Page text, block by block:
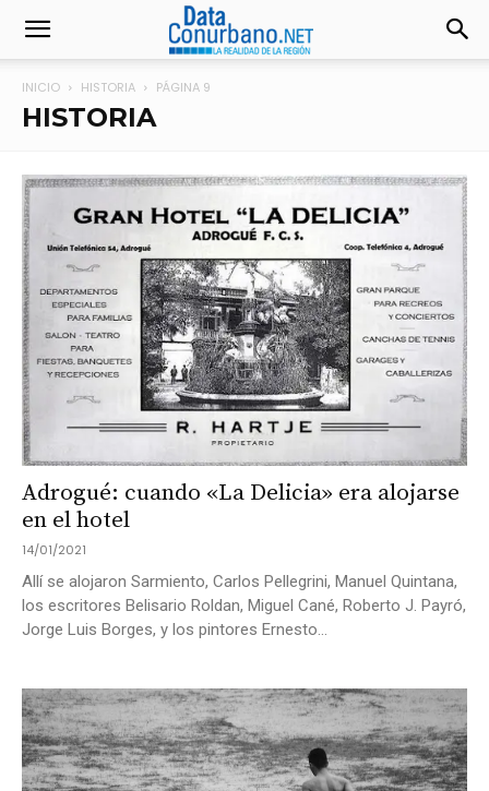
INICIO HISTORIA PÁGINA 9
HISTORIA
Adrogué: cuando «La Delicia» era alojarse
en el hotel
14/01/2021
Allí se alojaron Sarmiento, Carlos Pellegrini, Manuel Quintana,
los escritores Belisario Roldan, Miguel Cané, Roberto J. Payró,
Jorge Luis Borges, y los pintores Ernesto...